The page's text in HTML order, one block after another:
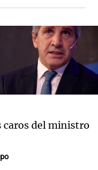
caros del ministro